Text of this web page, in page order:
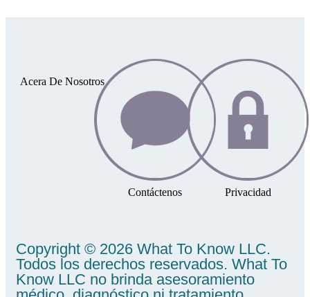
Copyright © 2026 What To Know LLC.
Todos los derechos reservados. What To
Know LLC no brinda asesoramiento